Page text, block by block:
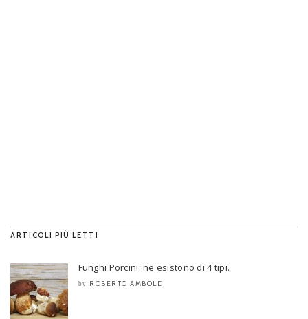
ARTICOLI PIÙ LETTI
Funghi Porcini: ne esistono di 4 tipi.
by ROBERTO AMBOLDI